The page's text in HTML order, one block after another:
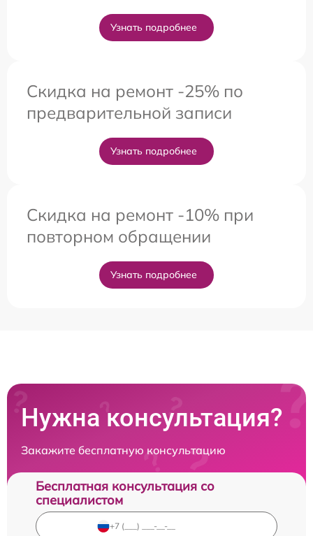
Узнать подробнее
Скидка на ремонт -25% по
предварительной записи
Узнать подробнее
Скидка на ремонт -10% при
повторном обращении
Узнать подробнее
Нужна консультация?
Закажите бесплатную консультацию
Бесплатная консультация со
специалистом